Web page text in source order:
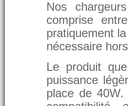
Nos
comprise
pratiquement
nécessaire
Le produit
puissance
place de